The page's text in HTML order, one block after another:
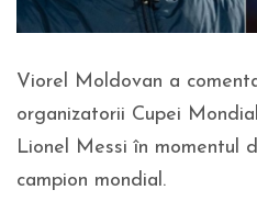
Viorel Moldovan a
organizatorii Cupei
Lionel Messi în momentul
campion mondial.